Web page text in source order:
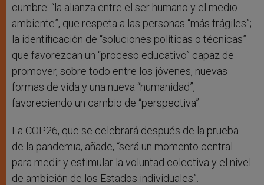
cumbre: “la alianza entre el ser humano y el medio
ambiente”, que respeta a las personas “más frágiles”;
la identificación de “soluciones políticas o técnicas”
que favorezcan un “proceso educativo” capaz de
promover, sobre todo entre los jóvenes, nuevas
formas de vida y una nueva “humanidad”,
favoreciendo un cambio de “perspectiva”.
La COP26, que se celebrará después de la prueba
de la pandemia, añade, “será un momento central
para medir y estimular la voluntad colectiva y el nivel
de ambición de los Estados individuales”.